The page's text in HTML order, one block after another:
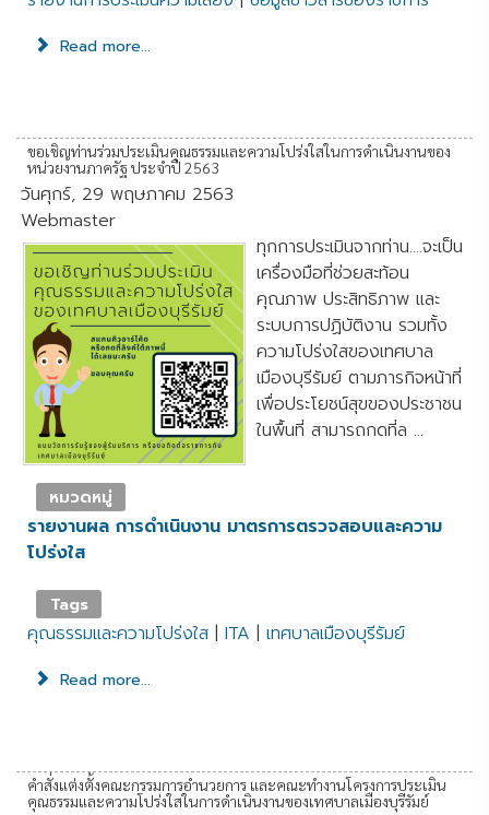
Read more...
ขอเชิญท่านร่วมประเมินคุณธรรมและความโปร่งใสในการดำเนินงานของ
หน่วยงานภาครัฐ ประจำปี 2563
วันศุกร์, 29 พฤษภาคม 2563
Webmaster
ทุกการประเมินจากท่าน....จะเป็น
เครื่องมือที่ช่วยสะท้อน
คุณภาพ ประสิทธิภาพ และ
ระบบการปฏิบัติงาน รวมทั้ง
ความโปร่งใสของเทศบาล
เมืองบุรีรัมย์ ตามภารกิจหน้าที่
เพื่อประโยชน์สุขของประชาชน
ในพื้นที่ สามารถกดที่ล ...
หมวดหมู่
รายงานผล การดำเนินงาน มาตรการตรวจสอบและความ
โปร่งใส
Tags
คุณธรรมและความโปร่งใส | ITA | เทศบาลเมืองบุรีรัมย์
Read more...
คำสั่งแต่งตั้งคณะกรรมการอำนวยการ และคณะทำงานโครงการประเมิน
คุณธรรมและความโปร่งใสในการดำเนินงานของเทศบาลเมืองบุรีรัมย์